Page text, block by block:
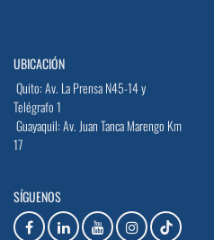
UBICACIÓN
Quito: Av. La Prensa N45-14 y
Telégrafo 1
Guayaquil: Av. Juan Tanca Marengo Km
17
SÍGUENOS